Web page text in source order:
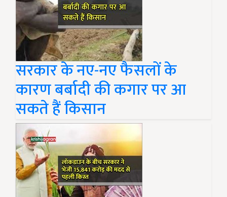
सरकार के नए-नए फैसलों के
कारण बर्बादी की कगार पर आ
सकते हैं किसान